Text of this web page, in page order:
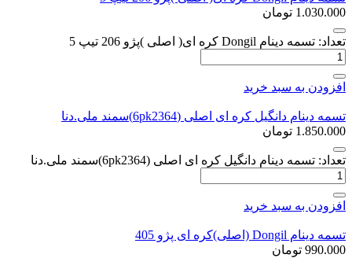
1.030.000 تومان
تعداد: تسمه دینام Dongil کره ای( اصلی )پژو 206 تیپ 5
افزودن به سبد خرید
تسمه دینام دانگیل کره ای اصلی (6pk2364)سمند ملی.دنا
1.850.000 تومان
تعداد: تسمه دینام دانگیل کره ای اصلی (6pk2364)سمند ملی.دنا
افزودن به سبد خرید
تسمه دینام Dongil (اصلی)کره ای پژو 405
990.000 تومان